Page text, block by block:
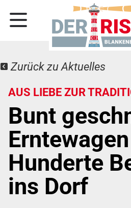
Zurück zu Aktuelles
AUS LIEBE ZUR
Bunt
Hunderte
ins Dorf